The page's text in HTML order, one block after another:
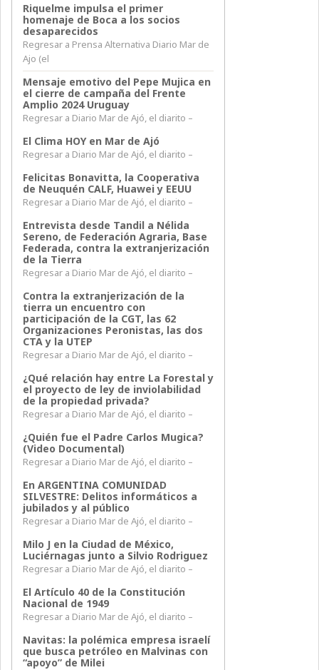
Riquelme impulsa el primer
homenaje de Boca a los socios
desaparecidos
Regresar a Prensa Alternativa Diario Mar de
Ajo (el
Mensaje emotivo del Pepe Mujica en
el cierre de campaña del Frente
Amplio 2024 Uruguay
Regresar a Diario Mar de Ajó, el diarito –
El Clima HOY en Mar de Ajó
Regresar a Diario Mar de Ajó, el diarito –
Felicitas Bonavitta, la Cooperativa
de Neuquén CALF, Huawei y EEUU
Regresar a Diario Mar de Ajó, el diarito –
Entrevista desde Tandil a Nélida
Sereno, de Federación Agraria, Base
Federada, contra la extranjerización
de la Tierra
Regresar a Diario Mar de Ajó, el diarito –
Contra la extranjerización de la
tierra un encuentro con
participación de la CGT, las 62
Organizaciones Peronistas, las dos
CTA y la UTEP
Regresar a Diario Mar de Ajó, el diarito –
¿Qué relación hay entre La Forestal y
el proyecto de ley de inviolabilidad
de la propiedad privada?
Regresar a Diario Mar de Ajó, el diarito –
¿Quién fue el Padre Carlos Mugica?
(Video Documental)
Regresar a Diario Mar de Ajó, el diarito –
En ARGENTINA COMUNIDAD
SILVESTRE: Delitos informáticos a
jubilados y al público
Regresar a Diario Mar de Ajó, el diarito –
Milo J en la Ciudad de México,
Luciérnagas junto a Silvio Rodriguez
Regresar a Diario Mar de Ajó, el diarito –
El Artículo 40 de la Constitución
Nacional de 1949
Regresar a Diario Mar de Ajó, el diarito –
Navitas: la polémica empresa israelí
que busca petróleo en Malvinas con
“apoyo” de Milei